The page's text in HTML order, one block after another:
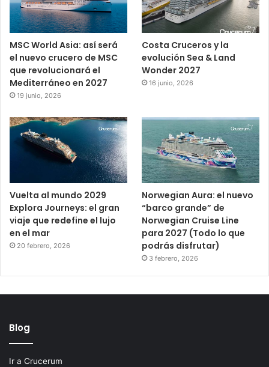
MSC World Asia: así será
el nuevo crucero de MSC
que revolucionará el
Mediterráneo en 2027
19 junio, 2026
Costa Cruceros y la
evolución Sea & Land
Wonder 2027
16 junio, 2026
Vuelta al mundo 2029
Explora Journeys: el gran
viaje que redefine el lujo
en el mar
20 febrero, 2026
Norwegian Aura: el nuevo
“barco grande” de
Norwegian Cruise Line
para 2027 (Todo lo que
podrás disfrutar)
3 febrero, 2026
Blog
Ir a Crucerum